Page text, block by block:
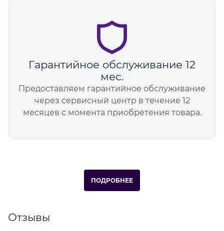
Гарантийное обслуживание 12
мес.
Предоставляем гарантийное обслуживание
через сервисный центр в течение 12
месяцев с момента приобретения товара.
ПОДРОБНЕЕ
Отзывы